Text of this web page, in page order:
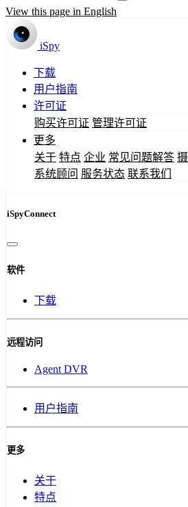
View this page in English
iSpy
下载
用户指南
许可证
购买许可证 管理许可证
更多
关于 特点 企业 常见问题解答
系统顾问 服务状态 联系我们
iSpyConnect
软件
下载
远程访问
Agent DVR
用户指南
更多
关于
特点